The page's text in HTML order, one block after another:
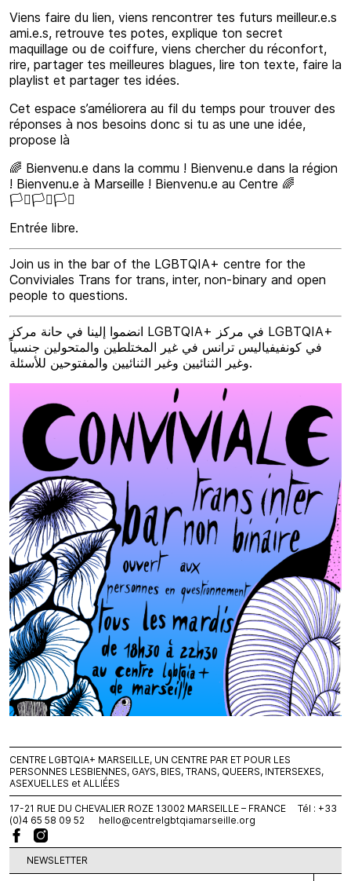
Viens faire du lien, viens rencontrer tes futurs meilleur.e.s
ami.e.s, retrouve tes potes, explique ton secret
maquillage ou de coiffure, viens chercher du réconfort,
rire, partager tes meilleures blagues, lire ton texte, faire la
playlist et partager tes idées.
Cet espace s’améliorera au fil du temps pour trouver des
réponses à nos besoins donc si tu as une une idée,
propose là
🌈 Bienvenu.e dans la commu ! Bienvenu.e dans la région
! Bienvenu.e à Marseille ! Bienvenu.e au Centre 🌈
🏳️‍⚧️🏳️‍⚧️🏳️‍⚧️
Entrée libre.
Join us in the bar of the LGBTQIA+ centre for the
Conviviales Trans for trans, inter, non-binary and open
people to questions.
انضموا إلينا في حانة مركز LGBTQIA+ في مركز LGBTQIA+
في كونفيفياليس ترانس في غير المختلطين والمتحولين جنسياً
وغير الثنائيين وغير الثنائيين والمفتوحين للأسئلة.
CENTRE LGBTQIA+ MARSEILLE, UN CENTRE PAR ET POUR LES
PERSONNES LESBIENNES, GAYS, BIES, TRANS, QUEERS, INTERSEXES,
ASEXUELLES et ALLIÉES
17-21 RUE DU CHEVALIER ROZE 13002 MARSEILLE – FRANCE Tél : +33
(0)4 65 58 09 52
hello@centrelgbtqiamarseille.org
NEWSLETTER